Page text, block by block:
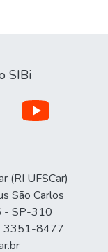
SIBi
(RI UFSCar)
São Carlos
- SP-310
3351-8477